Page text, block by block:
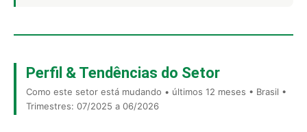
Perfil & Tendências do Setor
Como este setor está mudando • últimos 12 meses • Brasil •
Trimestres: 07/2025 a 06/2026